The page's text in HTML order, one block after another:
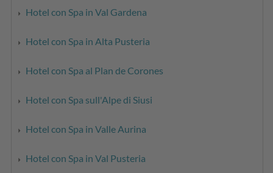
Hotel con Spa in Val Gardena
Hotel con Spa in Alta Pusteria
Hotel con Spa al Plan de Corones
Hotel con Spa sull'Alpe di Siusi
Hotel con Spa in Valle Aurina
Hotel con Spa in Val Pusteria